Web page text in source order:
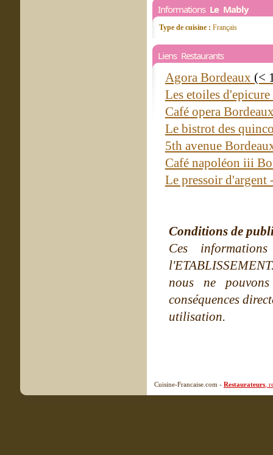
Informations Le Mably
Type de cuisine : Français
Liens Restaurants
Agora Bordeaux (<
Les etoiles
Café opera
Le bistrot des
5th avenue
Café napoléon iii
Le pressoir
Conditions de
Ces
nous ne
conséquences
utilisation.
Cuisine-Francaise.com - Restaurateurs ,